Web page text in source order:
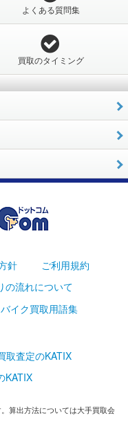
よくある質問集
買取のタイミング
針
ご利用規約
の流れについて
バイク買取用語集
取査定のKATIX
KATIX
算出方法については大手買取会